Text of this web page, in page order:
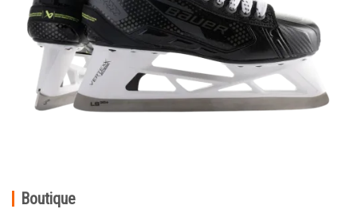
Boutique